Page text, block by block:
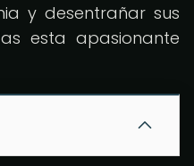
y desentrañar sus
esta apasionante